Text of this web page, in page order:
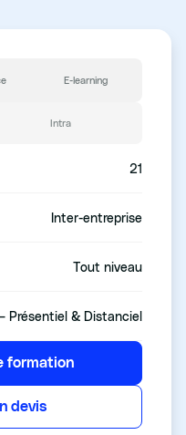
E-learning
Intra
21
Inter-entreprise
Tout niveau
Présentiel & Distanciel
formation
devis